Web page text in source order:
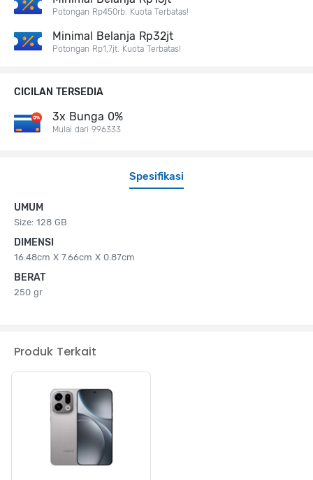
Spesifikasi
UMUM
Size: 128 GB
DIMENSI
16.48cm X 7.66cm X 0.87cm
BERAT
250 gr
Potongan Rp450rb. Kuota Terbatas!
Minimal Belanja Rp32jt
Potongan Rp1,7jt. Kuota Terbatas!
CICILAN TERSEDIA
3x Bunga 0%
Mulai dari 996333
Produk Terkait